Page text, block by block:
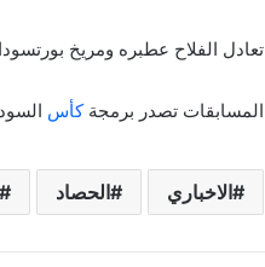
تعادل الفلاح عطبره ومريخ
المسابقات تصدر برمجةكأس
الاخباري الحصاد